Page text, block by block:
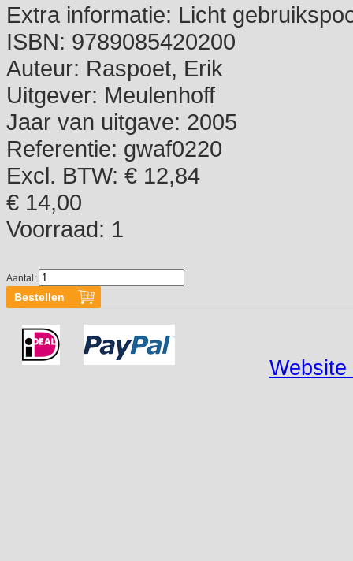
Extra informatie: Licht
ISBN: 9789085420200
Auteur: Raspoet, Erik
Uitgever: Meulenhoff
Jaar van uitgave: 2005
Referentie: gwaf0220
Excl. BTW: € 12,84
€ 14,00
Voorraad: 1
Aantal:
Website